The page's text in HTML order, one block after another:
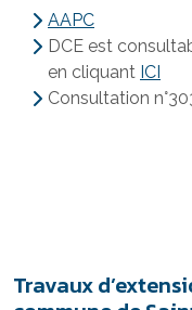
AAPC
DCE est
en cliquant ICI
Consultation
Travaux